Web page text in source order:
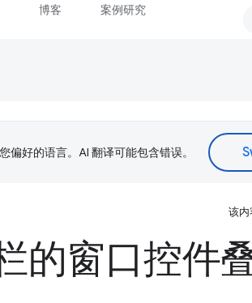
博客 案例研究
好的语言。AI 翻译可能包含错误。
该内
的窗口控件